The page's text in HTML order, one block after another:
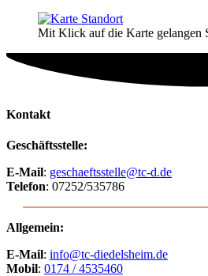
Mit Klick auf die Karte gelangen
Kontakt
Geschäftsstelle:
E-Mail: geschaeftsstelle@tc-d.de
Telefon: 07252/535786
Allgemein:
E-Mail: info@tc-diedelsheim.de
Mobil: 0174 / 4535460